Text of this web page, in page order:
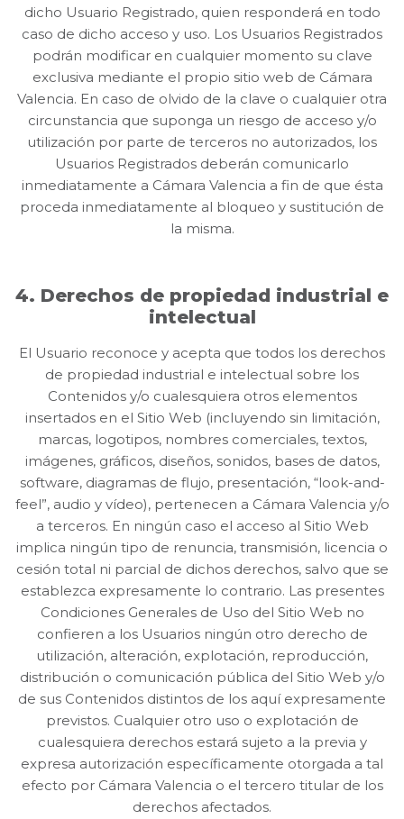
dicho Usuario Registrado, quien responderá en todo
caso de dicho acceso y uso. Los Usuarios Registrados
podrán modificar en cualquier momento su clave
exclusiva mediante el propio sitio web de Cámara
Valencia. En caso de olvido de la clave o cualquier otra
circunstancia que suponga un riesgo de acceso y/o
utilización por parte de terceros no autorizados, los
Usuarios Registrados deberán comunicarlo
inmediatamente a Cámara Valencia a fin de que ésta
proceda inmediatamente al bloqueo y sustitución de
la misma.
4. Derechos de propiedad industrial e
intelectual
El Usuario reconoce y acepta que todos los derechos
de propiedad industrial e intelectual sobre los
Contenidos y/o cualesquiera otros elementos
insertados en el Sitio Web (incluyendo sin limitación,
marcas, logotipos, nombres comerciales, textos,
imágenes, gráficos, diseños, sonidos, bases de datos,
software, diagramas de flujo, presentación, “look-and-
feel”, audio y vídeo), pertenecen a Cámara Valencia y/o
a terceros. En ningún caso el acceso al Sitio Web
implica ningún tipo de renuncia, transmisión, licencia o
cesión total ni parcial de dichos derechos, salvo que se
establezca expresamente lo contrario. Las presentes
Condiciones Generales de Uso del Sitio Web no
confieren a los Usuarios ningún otro derecho de
utilización, alteración, explotación, reproducción,
distribución o comunicación pública del Sitio Web y/o
de sus Contenidos distintos de los aquí expresamente
previstos. Cualquier otro uso o explotación de
cualesquiera derechos estará sujeto a la previa y
expresa autorización específicamente otorgada a tal
efecto por Cámara Valencia o el tercero titular de los
derechos afectados.